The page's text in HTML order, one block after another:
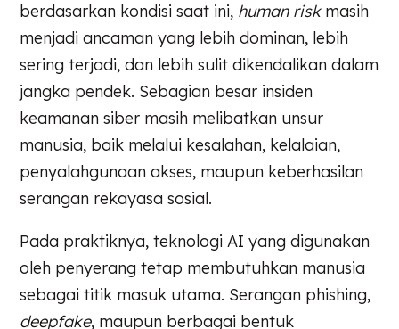
berdasarkan kondisi saat ini, human riskmasih
menjadi ancaman yang lebih dominan, lebih
sering terjadi, dan lebih sulit dikendalikan dalam
jangka pendek. Sebagian besar insiden
keamanan siber masih melibatkan unsur
manusia, baik melalui kesalahan, kelalaian,
penyalahgunaan akses, maupun keberhasilan
serangan rekayasa sosial.
Pada praktiknya, teknologi AI yang digunakan
oleh penyerang tetap membutuhkan manusia
sebagai titik masuk utama. Serangan phishing,
deepfake, maupun berbagai bentuk